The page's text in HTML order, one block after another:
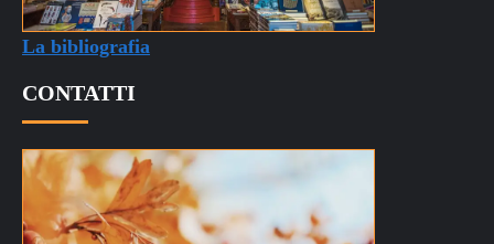
La bibliografia
CONTATTI